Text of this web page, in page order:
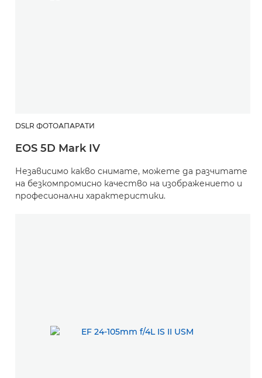
DSLR ФОТОАПАРАТИ
EOS 5D Mark IV
Независимо какво снимате, можете да разчитате
на безкомпромисно качество на изображението и
професионални характеристики.